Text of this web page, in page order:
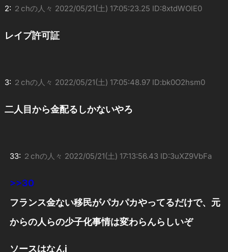
2: ２chの人々 2022/05/21(土) 17:05:23.25 ID:8xtdWOlE0
レイプ許可証
3: ２chの人々 2022/05/21(土) 17:05:48.97 ID:bk0O2hsm0
二人目から金配るしかないやろ
33: ２chの人々 2022/05/21(土) 17:13:56.43 ID:3uXZ9VbFa
>>30
フランス金ない移民がパカパカやってるだけで、元
からの人らの少子化事情は変わらんらしいぞ
ソースはなんj